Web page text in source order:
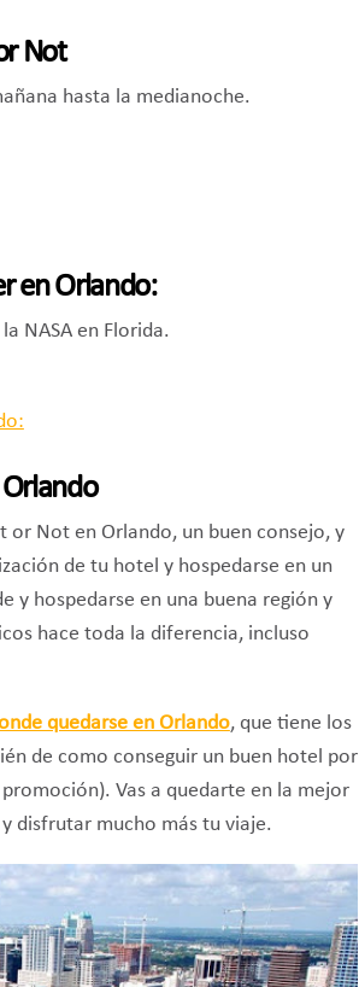
Not
hasta la medianoche.
en Orlando:
NASA en Florida.
or Not en Orlando, un buen consejo, y
de tu hotel y hospedarse en un
y hospedarse en una buena región y
hace toda la diferencia, incluso
quedarse en Orlando, que tiene los
de como conseguir un buen hotel por
Vas a quedarte en la mejor
disfrutar mucho más tu viaje.